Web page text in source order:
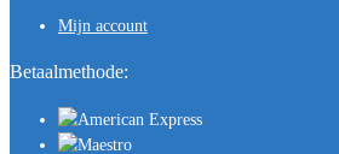
Mijn account
Betaalmethode: